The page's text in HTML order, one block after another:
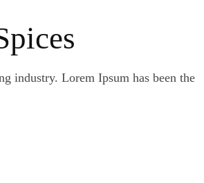
industry. Lorem Ipsum has been the